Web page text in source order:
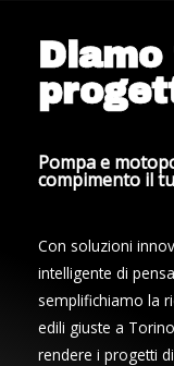
Pompa e
compimento il
Con soluzioni
intelligente di
semplifichiamo la
edili giuste a
rendere i progetti